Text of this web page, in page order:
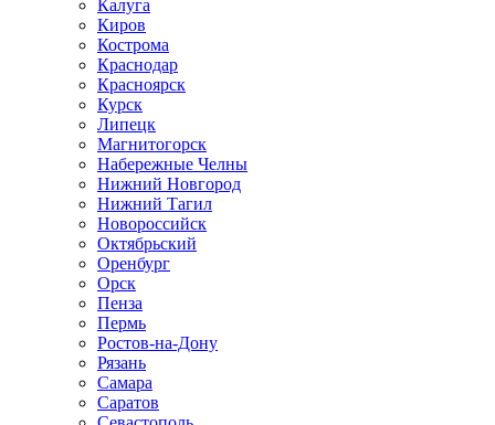
Калуга
Киров
Кострома
Краснодар
Красноярск
Курск
Липецк
Магнитогорск
Набережные Челны
Нижний Новгород
Нижний Тагил
Новороссийск
Октябрьский
Оренбург
Орск
Пенза
Пермь
Ростов-на-Дону
Рязань
Самара
Саратов